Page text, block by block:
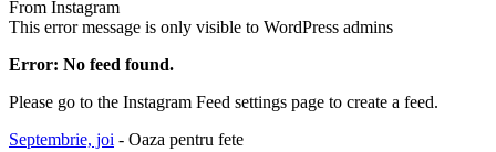
From Instagram
This error message is only visible to WordPress admins
Error: No feed found.
Please go to the Instagram Feed settings page to create a feed.
Septembrie, joi - Oaza pentru fete